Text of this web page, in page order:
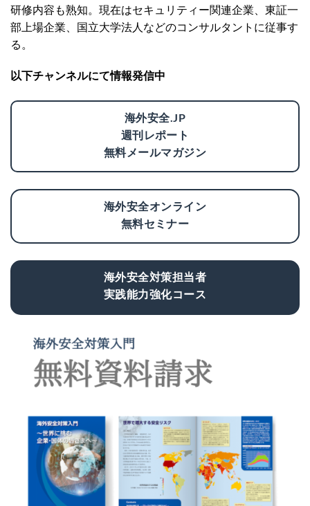
研修内容も熟知。現在はセキュリティー関連企業、東証一
部上場企業、国立大学法人などのコンサルタントに従事す
る。
以下チャンネルにて情報発信中
海外安全.JP
週刊レポート
無料メールマガジン
海外安全オンライン
無料セミナー
海外安全対策担当者
実践能力強化コース